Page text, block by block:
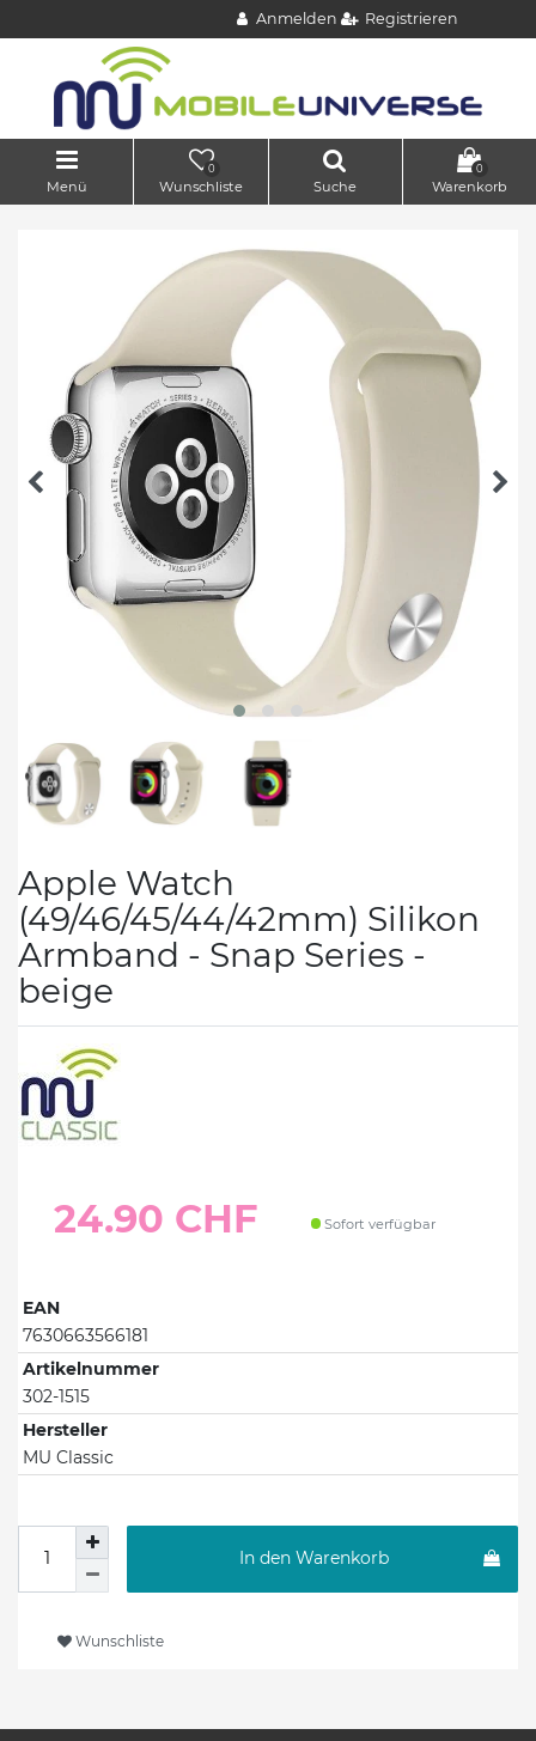
Anmelden Registrieren
Menü
0
Wunschliste Suche
0
Warenkorb
Apple Watch
(49/46/45/44/42mm) Silikon
Armband - Snap Series -
beige
24.90 CHF Sofort verfügbar
EAN
7630663566181
Artikelnummer
302-1515
Hersteller
MU Classic
In den Warenkorb
Wunschliste